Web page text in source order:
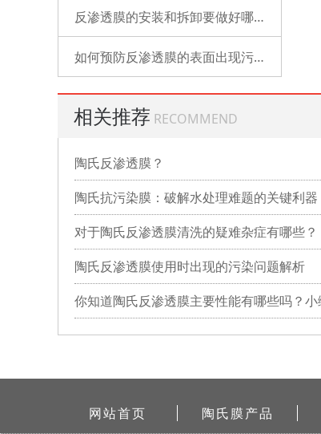
反渗透膜的安装和拆卸要做好哪些准备？
如何预防反渗透膜的表面出现污染？
相关推荐 RECOMMEND
陶氏反渗透膜？
陶氏抗污染膜：破解水处理难题的关键利器
对于陶氏反渗透膜清洗的疑难杂症有哪些？
陶氏反渗透膜使用时出现的污染问题解析
网站首页 陶氏膜产品